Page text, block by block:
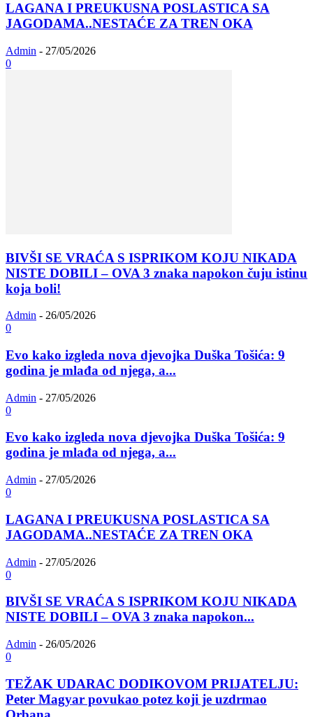
LAGANA I PREUKUSNA POSLASTICA SA
JAGODAMA..NESTAĆE ZA TREN OKA
Admin - 27/05/2026
0
BIVŠI SE VRAĆA S ISPRIKOM KOJU NIKADA
NISTE DOBILI – OVA 3 znaka napokon čuju istinu
koja boli!
Admin - 26/05/2026
0
Evo kako izgleda nova djevojka Duška Tošića: 9
godina je mlađa od njega, a...
Admin - 27/05/2026
0
Evo kako izgleda nova djevojka Duška Tošića: 9
godina je mlađa od njega, a...
Admin - 27/05/2026
0
LAGANA I PREUKUSNA POSLASTICA SA
JAGODAMA..NESTAĆE ZA TREN OKA
Admin - 27/05/2026
0
BIVŠI SE VRAĆA S ISPRIKOM KOJU NIKADA
NISTE DOBILI – OVA 3 znaka napokon...
Admin - 26/05/2026
0
TEŽAK UDARAC DODIKOVOM PRIJATELJU:
Peter Magyar povukao potez koji je uzdrmao